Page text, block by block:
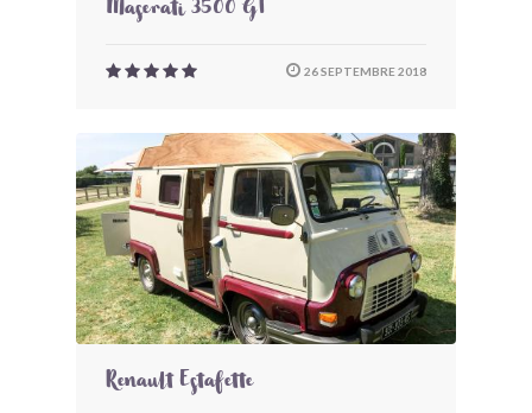
Maserati 3500 GT
26 SEPTEMBRE 2018
Renault Estafette